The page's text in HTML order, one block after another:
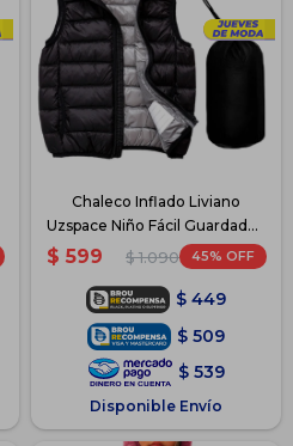
Chaleco Inflado Liviano
Uzspace Niño Fácil Guardado -
Negro
$ 599 $ 1.090 45
$ 449
$ 509
$ 539
Disponible Envío